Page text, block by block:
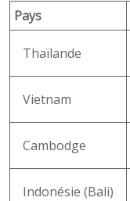
Pays
Thaïlande
Vietnam
Cambodge
Indonésie (Bali)